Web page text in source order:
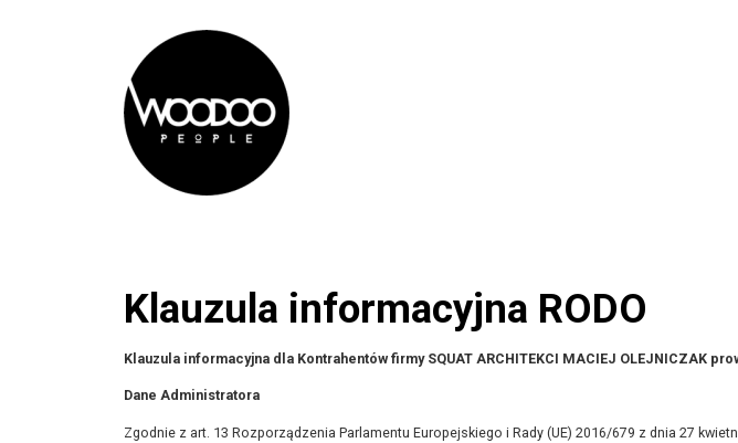
Klauzula informacyjna RODO
Klauzula informacyjna dla Kontrahentów firmy SQUAT ARCHITEKCI MACIEJ OLEJNICZAK
Dane Administratora
Zgodnie z art. 13 Rozporządzenia Parlamentu Europejskiego i Rady (UE) 2016/679 z dnia 27